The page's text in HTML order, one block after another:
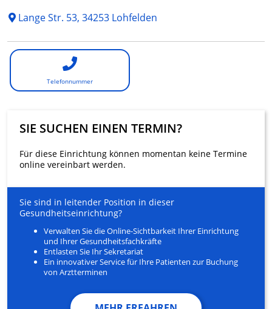
Lange Str. 53, 34253 Lohfelden
Telefonnummer
SIE SUCHEN EINEN TERMIN?
Für diese Einrichtung können momentan keine Termine
online vereinbart werden.
Sie sind in leitender Position in dieser
Gesundheitseinrichtung?
Verwalten Sie die Online-Sichtbarkeit Ihrer Einrichtung
und Ihrer Gesundheitsfachkräfte
Entlasten Sie Ihr Sekretariat
Ein innovativer Service für Ihre Patienten zur Buchung
von Arztterminen